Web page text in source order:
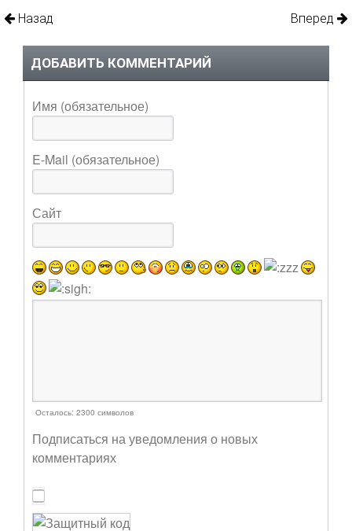
Назад Вперед
ДОБАВИТЬ КОММЕНТАРИЙ
Имя (обязательное)
E-Mail (обязательное)
Сайт
Осталось: 2300 символов
Подписаться на уведомления о новых
комментариях